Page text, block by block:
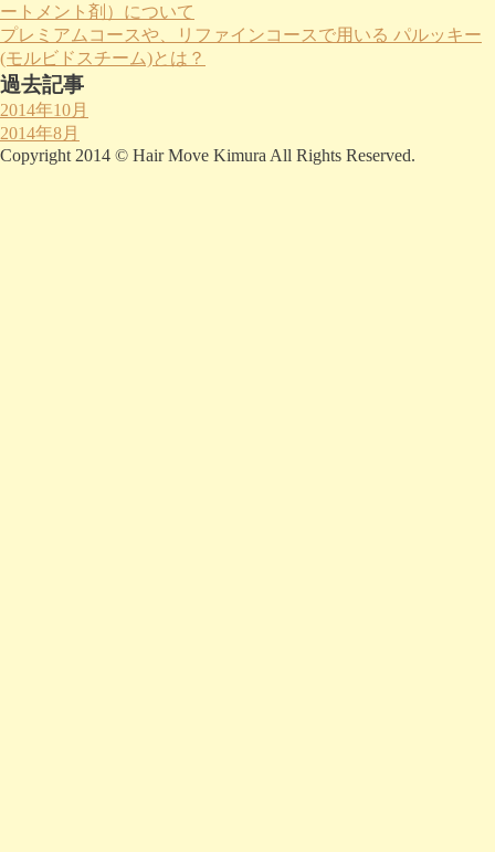
ートメント剤）について
プレミアムコースや、リファインコースで用いる パルッキー
(モルビドスチーム)とは？
過去記事
2014年10月
2014年8月
Copyright 2014 © Hair Move Kimura All Rights Reserved.